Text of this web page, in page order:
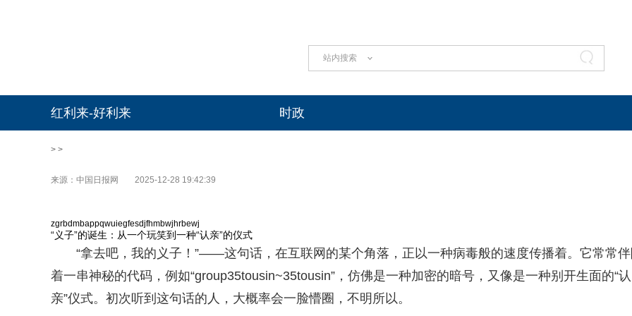
站内搜索
红利来-好利来 时政
> >
来源：中国日报网 2025-12-28 19:42:39
zgrbdmbappqwuiegfesdjfhmbwjhrbewj
“义子”的诞生：从一个玩笑到一种“认亲”的仪式
“拿去吧，我的义子！”——这句话，在互联网的某个角落，正以一种病毒般的速度传播着。它常常
着一串神秘的代码，例如“group35tousin~35tousin”，仿佛是一种加密的暗号，又像是一种别开生面的“认
亲”仪式。初次听到这句话的人，大概率会一脸懵圈，不明所以。